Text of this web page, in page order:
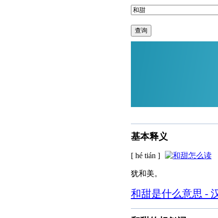
查询
基本释义
[ hé tián ]
犹和美。
和甜是什么意思 -